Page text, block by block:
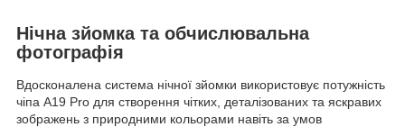
Нічна зйомка та обчислювальна
фотографія
Вдосконалена система нічної зйомки використовує потужність
чіпа A19 Pro для створення чітких, деталізованих та яскравих
зображень з природними кольорами навіть за умов